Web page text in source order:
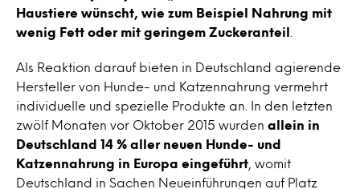
Haustiere wünscht, wie zum Beispiel Nahrung mit
wenig Fett oder mit geringem Zuckeranteil
Als Reaktion darauf bieten in Deutschland agierende
Hersteller von Hunde- und Katzennahrung vermehrt
individuelle und spezielle Produkte an. In den letzten
zwölf Monaten vor Oktober 2015 wurden allein in
Deutschland 14 % aller neuen Hunde- und
Katzennahrung in Europa eingeführt , womit
Deutschland in Sachen Neueinführungen auf Platz